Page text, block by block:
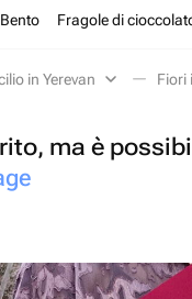
Fragole di
in Yerevan Fiori
ma è